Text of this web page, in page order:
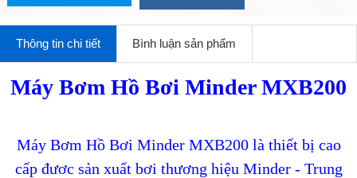
Thông tin chi tiết Bình luận sản phẩm
Máy Bơm Hồ Bơi Minder MXB200
Máy Bơm Hồ Bơi Minder MXB200 là thiết bị cao
cấp đươc sản xuất bơi thương hiệu Minder - Trung